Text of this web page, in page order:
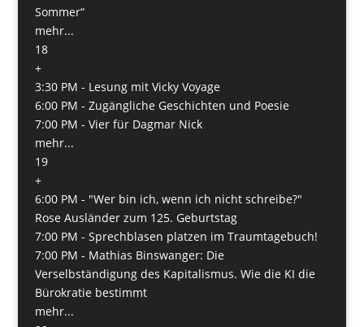
Sommer“
mehr...
18
+
3:30 PM - Lesung mit Vicky Voyage
6:00 PM - Zugängliche Geschichten und Poesie
7:00 PM - Vier für Dagmar Nick
mehr...
19
+
6:00 PM - "Wer bin ich, wenn ich nicht schreibe?"
Rose Ausländer zum 125. Geburtstag
7:00 PM - Sprechblasen platzen im Traumtagebuch!
7:00 PM - Mathias Binswanger: Die
Verselbständigung des Kapitalismus. Wie die KI die
Bürokratie bestimmt
mehr...